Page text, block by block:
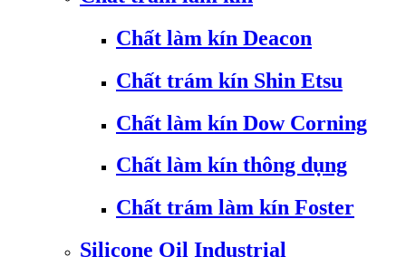
Chất làm kín Deacon
Chất trám kín Shin Etsu
Chất làm kín Dow Corning
Chất làm kín thông dụng
Chất trám làm kín Foster
Silicone Oil Industrial